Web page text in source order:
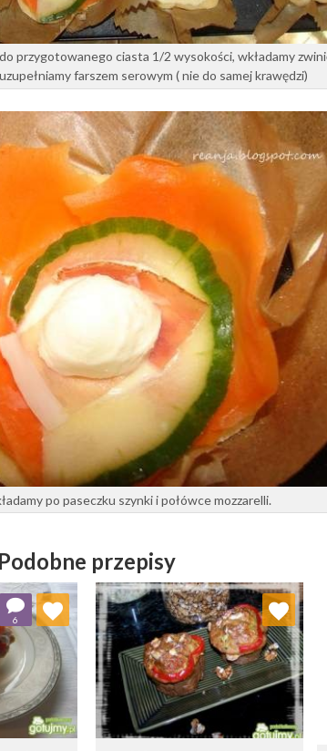
przygotowanego ciasta 1/2 wysokości, wkładamy
farszem serowym ( nie do samej krawędzi)
po paseczku szynki i połówce mozzarelli.
Podobne przepisy
6
Dodaj do ulubionych
Wybierz listę: